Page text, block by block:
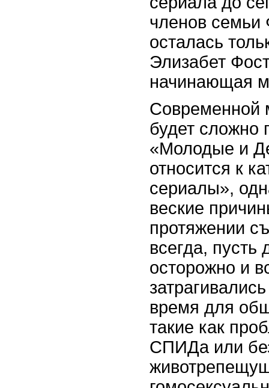
членов семьи
осталась
Элизабет
начинающая
Современной
будет сложно
«Молодые и
относится к
сериалы»,
веские
протяжении
всегда, пусть
осторожно и
время для
такие как
СПИДа или